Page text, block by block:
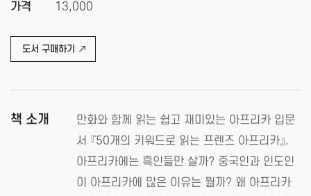
가격
13,000
도서 구매하기
책 소개
만화와 함께 읽는 쉽고 재미있는 아프리카 입문
서 『50개의 키워드로 읽는 프렌즈 아프리카』.
아프리카에는 흑인들만 살까? 중국인과 인도인
이 아프리카에 많은 이유는 뭘까? 왜 아프리카